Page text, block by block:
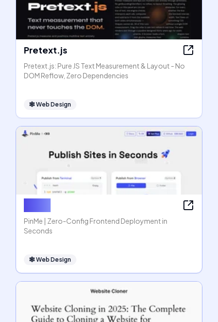
Pretext.js
Pretext.js: Pure JS Text Measurement & Layout - No
DOM Reflow, Zero Dependencies
🕸Web Design
PinMe | Zero-Config Frontend Deployment in
Seconds
🕸Web Design